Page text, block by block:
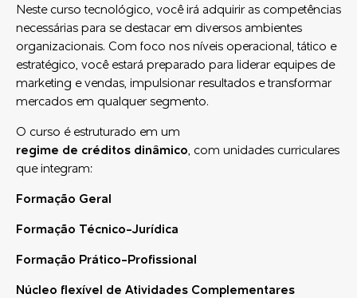
Neste curso tecnológico, você irá adquirir as competências
necessárias para se destacar em diversos ambientes
organizacionais. Com foco nos níveis operacional, tático e
estratégico, você estará preparado para liderar equipes de
marketing e vendas, impulsionar resultados e transformar
mercados em qualquer segmento.
O curso é estruturado em um
regime de créditos dinâmico, com unidades curriculares
que integram:
Formação Geral
Formação Técnico-Jurídica
Formação Prático-Profissional
Núcleo flexível de Atividades Complementares